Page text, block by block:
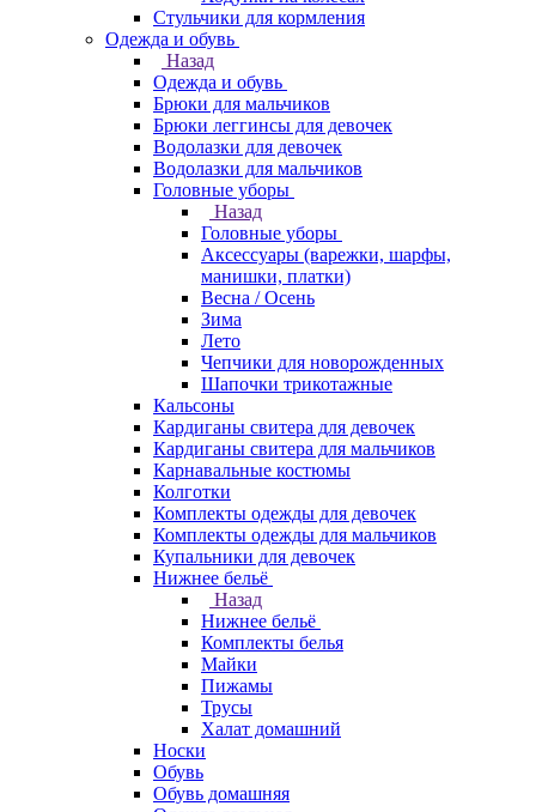
Стульчики для кормления
Одежда и обувь
Назад
Одежда и обувь
Брюки для мальчиков
Брюки леггинсы для девочек
Водолазки для девочек
Водолазки для мальчиков
Головные уборы
Назад
Головные уборы
Аксессуары (варежки, шарфы,
манишки, платки)
Весна / Осень
Зима
Лето
Чепчики для новорожденных
Шапочки трикотажные
Кальсоны
Кардиганы свитера для девочек
Кардиганы свитера для мальчиков
Карнавальные костюмы
Колготки
Комплекты одежды для девочек
Комплекты одежды для мальчиков
Купальники для девочек
Нижнее бельё
Назад
Нижнее бельё
Комплекты белья
Майки
Пижамы
Трусы
Халат домашний
Носки
Обувь
Обувь домашняя